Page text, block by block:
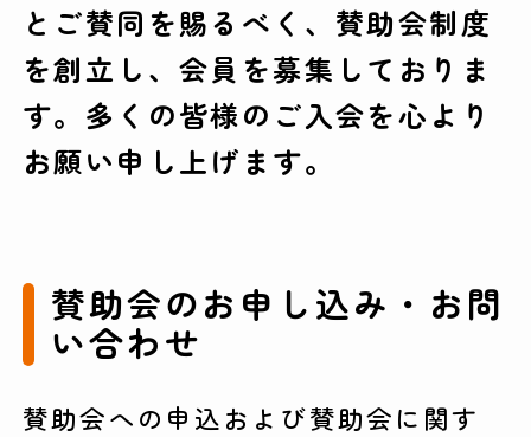
とご賛同を賜るべく、賛助会制度
を創立し、会員を募集しておりま
す。多くの皆様のご入会を心より
お願い申し上げます。
賛助会のお申し込み・お問
い合わせ
賛助会への申込および賛助会に関す